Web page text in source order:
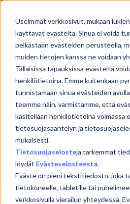
Useimmat verkkosivut, mukaan
käyttävät evästeitä. Sinua ei voida
pelkästään evästeiden perusteella,
muiden tietojen kanssa ne voidaan
Tällaisissa tapauksissa evästeitä
henkilötietoina. Emme kuitenkaan
tunnistamaan sinua evästeiden
teemme näin, varmistamme, että
käsitellään henkilötietoina voimassa
tietosuojasääntelyn ja
mukaisesti.
Tietosuojaselosteja tarkemmat
löydät Evästeselosteesta.
Eväste on pieni tekstitiedosto, joka
tietokoneelle, tabletille tai
verkkosivulla vierailun yhteydessä.
Skip
content
MONTHLY ARCHIVES:
UUTISET
Hyvää joulua!
POSTED ON21.12.2020BY SAMULI
21